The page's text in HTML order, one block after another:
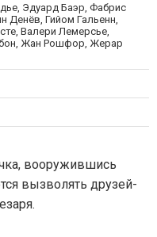
Эдуард Баэр, Фабрис
Денёв, Гийом Гальенн,
Валери Лемерсье,
Жан Рошфор, Жерар
вооружившись
вызволять друзей-